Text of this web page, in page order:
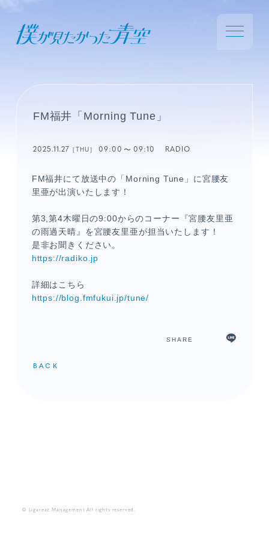
FM福井「Morning Tune」
2025.11.27 ［THU］09:00 09:10 RADIO
FM福井にて放送中の「Morning Tune」に宮腰友
里亜が出演いたします！
第3,第4木曜日の9:00からのコーナー『宮腰友里亜
の雨過天晴』を宮腰友里亜が担当いたします！
是非お聞きください。
https://radiko.jp
詳細はこちら
https://blog.fmfukui.jp/tune/
SHARE
BACK
© Ligareaz Management All rights reserved.